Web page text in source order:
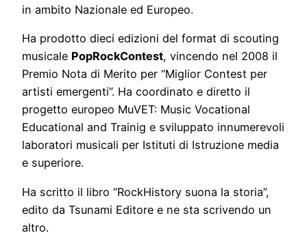
in ambito Nazionale ed Europeo.
Ha prodotto dieci edizioni del format di scouting
musicale PopRockContest, vincendo nel 2008 il
Premio Nota di Merito per “Miglior Contest per
artisti emergenti”. Ha coordinato e diretto il
progetto europeo MuVET: Music Vocational
Educational and Trainig e sviluppato innumerevoli
laboratori musicali per Istituti di Istruzione media
e superiore.
Ha scritto il libro “RockHistory suona la storia”,
edito da Tsunami Editore e ne sta scrivendo un
altro.